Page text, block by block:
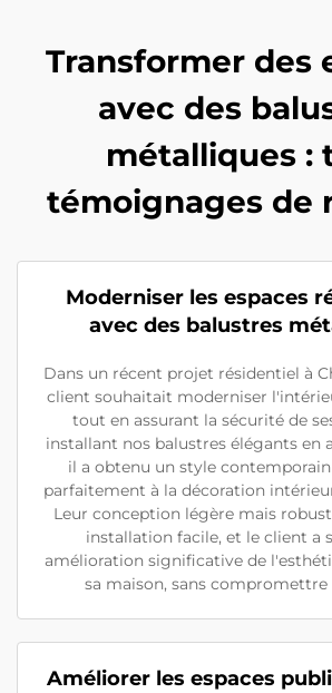
Transformer des
avec des
métalliques :
témoignages de
Moderniser les espaces
avec des balustres
Dans un récent projet résidentiel à
client souhaitait moderniser
tout en assurant la sécurité de
installant nos balustres élégants en
il a obtenu un style
parfaitement à la décoration
Leur conception légère mais
installation facile, et le client a
amélioration significative de
sa maison, sans compromettre
Améliorer les espaces